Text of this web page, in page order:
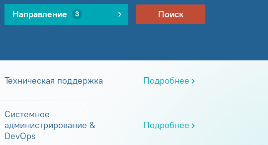
Направление 3 Поиск
Техническая поддержка Подробнее
Системное
администрирование &
DevOps
Подробнее